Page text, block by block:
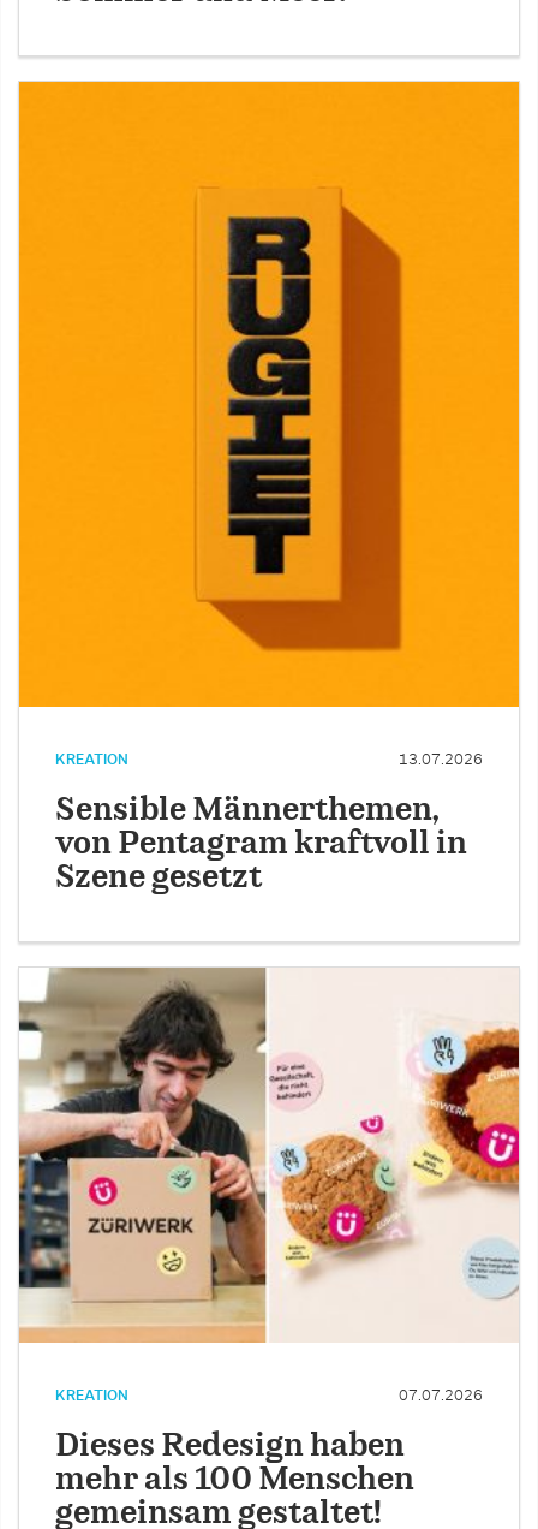
KREATION 13.07.2026
Sensible Männerthemen,
von Pentagram kraftvoll in
Szene gesetzt
KREATION 07.07.2026
Dieses Redesign haben
mehr als 100 Menschen
gemeinsam gestaltet!